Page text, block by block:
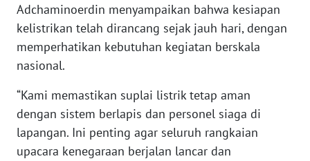
Adchaminoerdin menyampaikan bahwa kesiapan
kelistrikan telah dirancang sejak jauh hari, dengan
memperhatikan kebutuhan kegiatan berskala
nasional.
“Kami memastikan suplai listrik tetap aman
dengan sistem berlapis dan personel siaga di
lapangan. Ini penting agar seluruh rangkaian
upacara kenegaraan berjalan lancar dan
JABAR
WN
WN
NTT